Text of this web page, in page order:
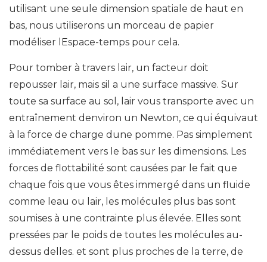
utilisant une seule dimension spatiale de haut en
bas, nous utiliserons un morceau de papier
modéliser lEspace-temps pour cela.
Pour tomber à travers lair, un facteur doit
repousser lair, mais sil a une surface massive. Sur
toute sa surface au sol, lair vous transporte avec un
entraînement denviron un Newton, ce qui équivaut
à la force de charge dune pomme. Pas simplement
immédiatement vers le bas sur les dimensions. Les
forces de flottabilité sont causées par le fait que
chaque fois que vous êtes immergé dans un fluide
comme leau ou lair, les molécules plus bas sont
soumises à une contrainte plus élevée. Elles sont
pressées par le poids de toutes les molécules au-
dessus delles. et sont plus proches de la terre, de